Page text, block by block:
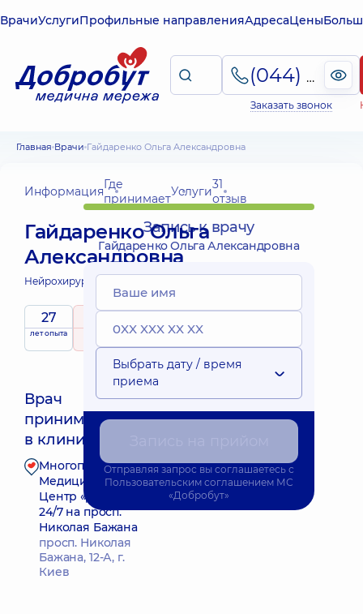
ВрачиУслугиПрофильные направленияАдресаЦены
(044) 495-2-888
Заказать звонок
Главная Врачи Гайдаренко Ольга Александровна
ИнформацияГде
принимаетУслуги31
отзыв
Гайдаренко Ольга
Александровна
Нейрохирург; Нейрохирург детский;
27
лет опыта рейтингна основе
принимает
Врач
принимает
в клинике
Ближайшее время приема: 15.08.2026 11:00
Многопрофильный
Медицинский
Центр «Добробут»
24/7 на просп.
Николая Бажана
просп. Николая
Бажана, 12-А, г.
Киев
Запись к врачу
Запись к врачу
Гайдаренко Ольга Александровна
Выбрать дату / время
приема
Отправляя запрос вы соглашаетесь с
Пользовательским соглашением МС
«Добробут»